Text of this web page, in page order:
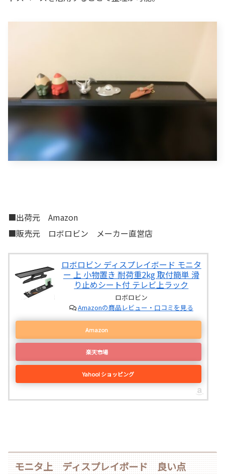
■出荷元 Amazon
■販売元 ロボロビン メーカー直営店
ロボロビン ディスプレイボード モニタ
ー 上 小物置き 耐荷重2kg 取付簡単 滑
り止めシート付 テレビ上ラック
ロボロビン
Amazonの商品レビュー・口コミを見る
Amazon
楽天市場
Yahoo! ショッピング
モニタ上 ディスプレイボード 良い点